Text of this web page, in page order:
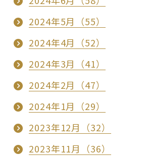
2024年5月（55）
2024年4月（52）
2024年3月（41）
2024年2月（47）
2024年1月（29）
2023年12月（32）
2023年11月（36）